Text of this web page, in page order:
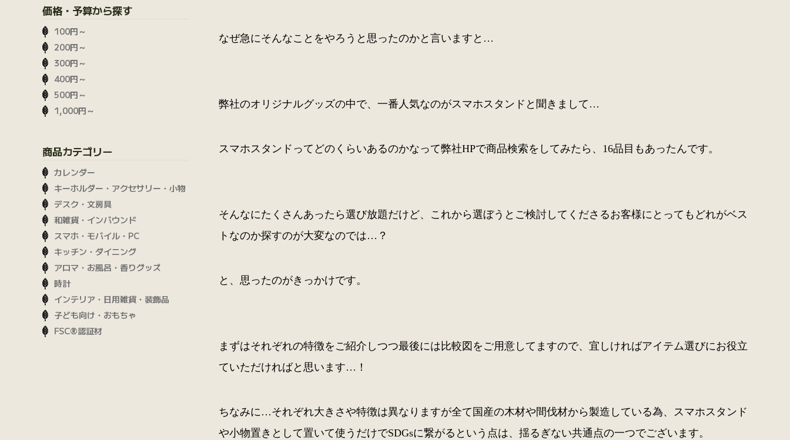
なぜ急にそんなことをやろうと思ったのかと言いますと…
弊社のオリジナルグッズの中で、一番人気なのがスマホスタンドと聞きまして…
スマホスタンドってどのくらいあるのかなって弊社HPで商品検索をしてみたら、16品目もあったんです。
そんなにたくさんあったら選び放題だけど、これから選ぼうとご検討してくださるお客様にとってもどれがベス
トなのか探すのが大変なのでは…？
と、思ったのがきっかけです。
まずはそれぞれの特徴をご紹介しつつ最後には比較図をご用意してますので、宜しければアイテム選びにお役立
ていただければと思います…！
ちなみに…それぞれ大きさや特徴は異なりますが全て国産の木材や間伐材から製造している為、スマホスタンド
や小物置きとして置いて使うだけでSDGsに繋がるという点は、揺るぎない共通点の一つでございます。
価格・予算から探す
100円～
200円～
300円～
400円～
500円～
1,000円～
商品カテゴリー
カレンダー
キーホルダー・アクセサリー・小物
デスク・文房具
和雑貨・インバウンド
スマホ・モバイル・PC
キッチン・ダイニング
アロマ・お風呂・香りグッズ
時計
インテリア・日用雑貨・装飾品
子ども向け・おもちゃ
FSC®認証材